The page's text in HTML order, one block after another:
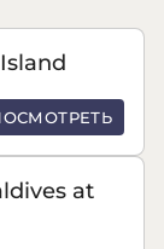
at